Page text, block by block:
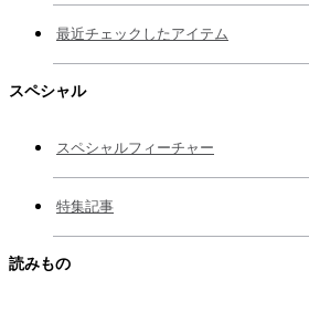
最近チェックしたアイテム
スペシャル
スペシャルフィーチャー
特集記事
読みもの